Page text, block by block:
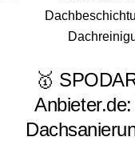
🥇